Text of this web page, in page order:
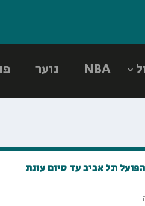
NBA נוער
תל אביב עד סיום עונת